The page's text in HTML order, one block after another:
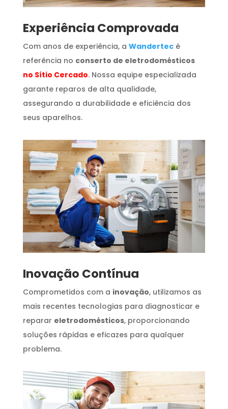
​Experiência Comprovada
Com anos de experiência, a Wandertecé
referência no conserto de eletrodomésticos
no Sítio Cercado. Nossa equipe especializada
garante reparos de alta qualidade,
assegurando a durabilidade e eficiência dos
seus aparelhos.
Inovação Contínua
Comprometidos com a inovação, utilizamos as
mais recentes tecnologias para diagnosticar e
reparar eletrodomésticos, proporcionando
soluções rápidas e eficazes para qualquer
problema.